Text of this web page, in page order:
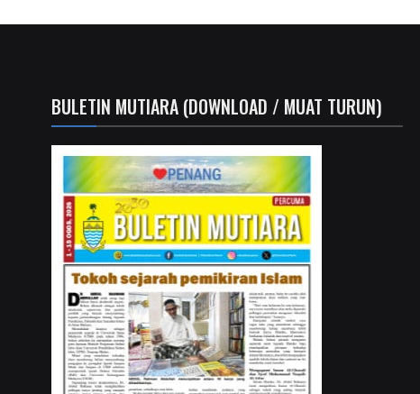
BULETIN MUTIARA (DOWNLOAD / MUAT TURUN)